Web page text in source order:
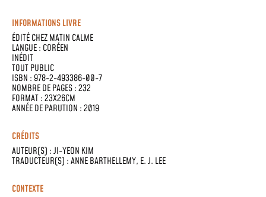
INFORMATIONS LIVRE
ÉDITÉ CHEZMATIN CALME
LANGUE : CORÉEN
INÉDIT
TOUT PUBLIC
ISBN : 978-2-493386-00-7
NOMBRE DE PAGES : 232
FORMAT : 23X26CM
ANNÉE DE PARUTION : 2019
CRÉDITS
AUTEUR(S) :JI-YEON KIM
TRADUCTEUR(S) :ANNE BARTHELLEMY, E. J. LEE
CONTEXTE